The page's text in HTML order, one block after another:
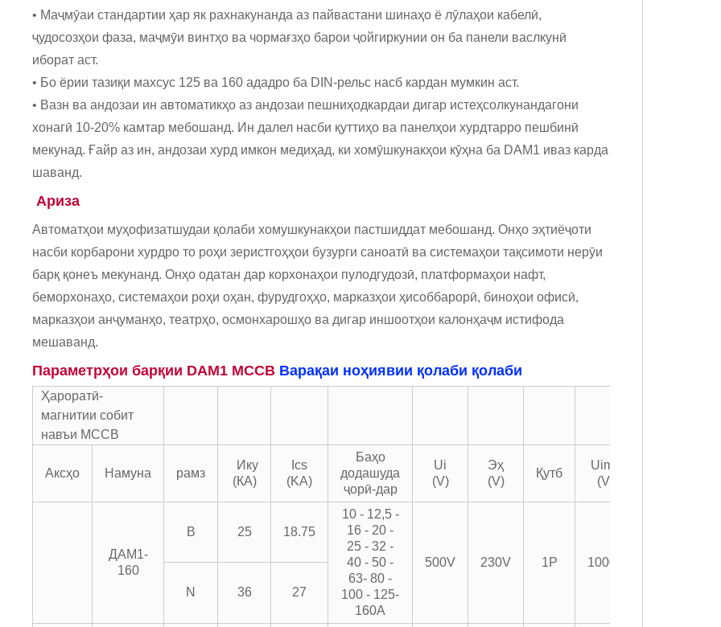
• Маҷмӯаи стандартии ҳар як рахнакунанда аз пайвастани шинаҳо ё лӯлаҳои кабелӣ,
ҷудосозҳои фаза, маҷмӯи винтҳо ва чормағзҳо барои ҷойгиркунии он ба панели васлкунӣ
иборат аст.
• Бо ёрии тазиқи махсус 125 ва 160 ададро ба DIN-рельс насб кардан мумкин аст.
• Вазн ва андозаи ин автоматикҳо аз андозаи пешниҳодкардаи дигар истеҳсолкунандагони
хонагӣ 10-20% камтар мебошанд. Ин далел насби қуттиҳо ва панелҳои хурдтарро пешбинӣ
мекунад. Ғайр аз ин, андозаи хурд имкон медиҳад, ки хомӯшкунакҳои кӯҳна ба DAM1 иваз карда
шаванд.
Ариза
Автоматҳои муҳофизатшудаи қолаби хомушкунакҳои пастшиддат мебошанд. Онҳо эҳтиёҷоти
насби корбарони хурдро то роҳи зеристгоҳҳои бузурги саноатӣ ва системаҳои тақсимоти нерӯи
барқ ​​қонеъ мекунанд. Онҳо одатан дар корхонаҳои пулодгудозӣ, платформаҳои нафт,
беморхонаҳо, системаҳои роҳи оҳан, фурудгоҳҳо, марказҳои ҳисоббарорӣ, биноҳои офисӣ,
марказҳои анҷуманҳо, театрҳо, осмонхарошҳо ва дигар иншоотҳои калонҳаҷм истифода
мешаванд.
Параметрҳои барқии DAM1 MCCB Варақаи ноҳиявии қолаби қолаби
Ҳароратӣ-
магнитии собит
навъи MCCB
Аксҳо Намуна рамз
Ику
(КА)
Ics
(KA)
Баҳо
додашуда
ҷорӣ-дар
Ui
(V)
Эҳ
(V)
Қутб
Uimp
(V)
ДАМ1-
160
B 25 18.75
10 - 12,5 -
16 - 20 -
25 - 32 -
40 - 50 -
63- 80 -
100 - 125-
160A
500V 230V 1P 10000
N 36 27